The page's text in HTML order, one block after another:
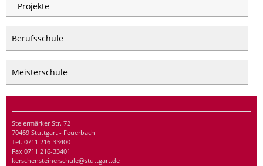
Projekte
Berufsschule
Meisterschule
Steiermärker Str. 72
70469 Stuttgart - Feuerbach
Tel. 0711 216-33400
Fax 0711 216-33401
kerschensteinerschule@stuttgart.de